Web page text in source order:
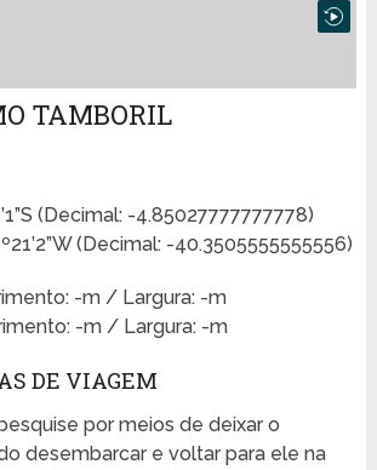
TAMBORIL
(Decimal: -4.85027777777778)
(Decimal: -40.3505555555556)
-m / Largura: -m
-m / Largura: -m
DE VIAGEM
por meios de deixar o
desembarcar e voltar para ele na